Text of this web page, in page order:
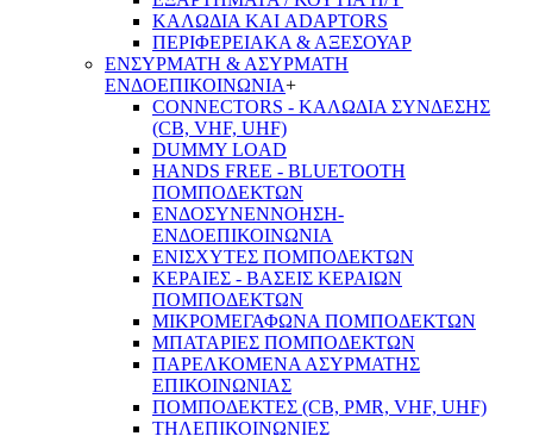
ΚΑΛΩΔΙΑ ΚΑΙ ADAPTORS
ΠΕΡΙΦΕΡΕΙΑΚΑ & ΑΞΕΣΟΥΑΡ
ΕΝΣΥΡΜΑΤΗ & ΑΣΥΡΜΑΤΗ
ΕΝΔΟΕΠΙΚΟΙΝΩΝΙΑ+
CONNECTORS - ΚΑΛΩΔΙΑ ΣΥΝΔΕΣΗΣ
(CB, VHF, UHF)
DUMMY LOAD
HANDS FREE - BLUETOOTH
ΠΟΜΠΟΔΕΚΤΩΝ
ΕΝΔΟΣΥΝΕΝΝΟΗΣΗ-
ΕΝΔΟΕΠΙΚΟΙΝΩΝΙΑ
ΕΝΙΣΧΥΤΕΣ ΠΟΜΠΟΔΕΚΤΩΝ
ΚΕΡΑΙΕΣ - ΒΑΣΕΙΣ ΚΕΡΑΙΩΝ
ΠΟΜΠΟΔΕΚΤΩΝ
ΜΙΚΡΟΜΕΓΑΦΩΝΑ ΠΟΜΠΟΔΕΚΤΩΝ
ΜΠΑΤΑΡΙΕΣ ΠΟΜΠΟΔΕΚΤΩΝ
ΠΑΡΕΛΚΟΜΕΝΑ ΑΣΥΡΜΑΤΗΣ
ΕΠΙΚΟΙΝΩΝΙΑΣ
ΠΟΜΠΟΔΕΚΤΕΣ (CB, PMR, VHF, UHF)
ΤΗΛΕΠΙΚΟΙΝΩΝΙΕΣ